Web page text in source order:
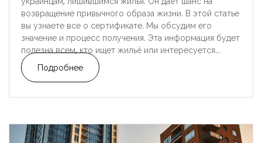
возвращение привычного образа жизни. В этой статье
вы узнаете все о сертификате. Мы обсудим его
значение и процесс получения. Эта информация будет
полезна всем, кто ищет жильё или интересуется...
Подробнее